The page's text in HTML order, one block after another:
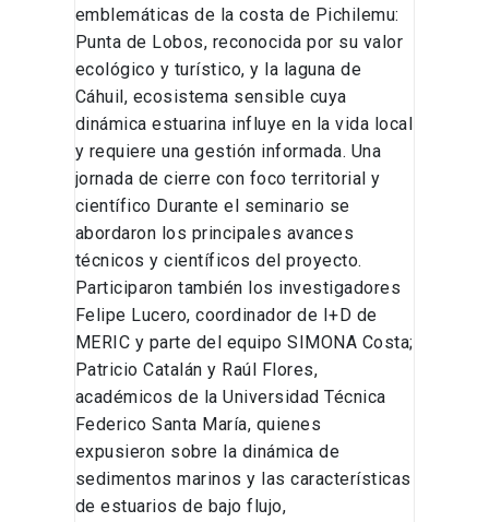
emblemáticas de la costa de Pichilemu:
Punta de Lobos, reconocida por su valor
ecológico y turístico, y la laguna de
Cáhuil, ecosistema sensible cuya
dinámica estuarina influye en la vida local
y requiere una gestión informada. Una
jornada de cierre con foco territorial y
científico Durante el seminario se
abordaron los principales avances
técnicos y científicos del proyecto.
Participaron también los investigadores
Felipe Lucero, coordinador de I+D de
MERIC y parte del equipo SIMONA Costa;
Patricio Catalán y Raúl Flores,
académicos de la Universidad Técnica
Federico Santa María, quienes
expusieron sobre la dinámica de
sedimentos marinos y las características
de estuarios de bajo flujo,